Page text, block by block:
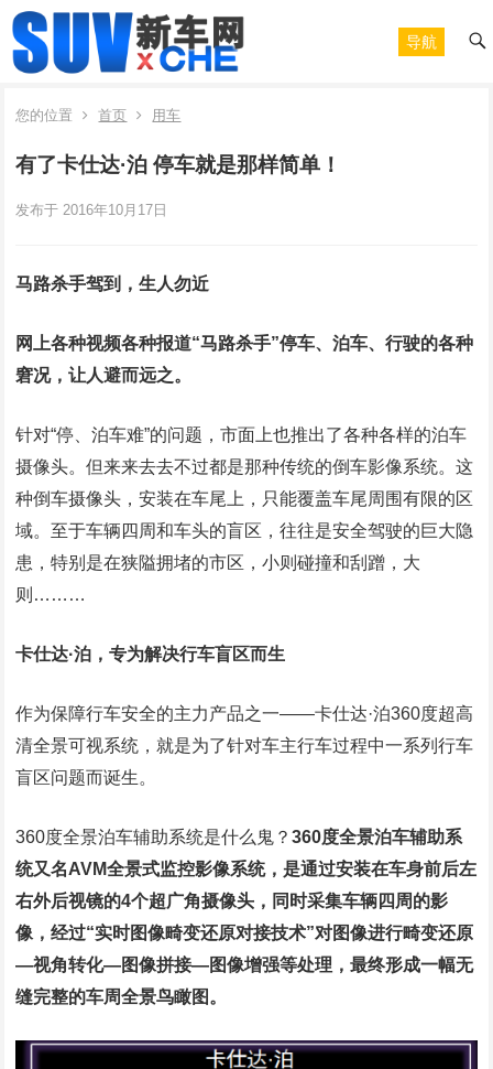
导航
您的位置 首页 用车
有了卡仕达·泊 停车就是那样简单！
发布于 2016年10月17日
马路杀手驾到，生人勿近
网上各种视频各种报道“马路杀手”停车、泊车、行驶的各种
窘况，让人避而远之。
针对“停、泊车难”的问题，市面上也推出了各种各样的泊车
摄像头。但来来去去不过都是那种传统的倒车影像系统。这
种倒车摄像头，安装在车尾上，只能覆盖车尾周围有限的区
域。至于车辆四周和车头的盲区，往往是安全驾驶的巨大隐
患，特别是在狭隘拥堵的市区，小则碰撞和刮蹭，大
则………
卡仕达·泊，专为解决行车盲区而生
作为保障行车安全的主力产品之一——卡仕达·泊360度超高
清全景可视系统，就是为了针对车主行车过程中一系列行车
盲区问题而诞生。
360度全景泊车辅助系统是什么鬼？360度全景泊车辅助系
统又名AVM全景式监控影像系统，是通过安装在车身前后左
右外后视镜的4个超广角摄像头，同时采集车辆四周的影
像，经过“实时图像畸变还原对接技术”对图像进行畸变还原
—视角转化—图像拼接—图像增强等处理，最终形成一幅无
缝完整的车周全景鸟瞰图。